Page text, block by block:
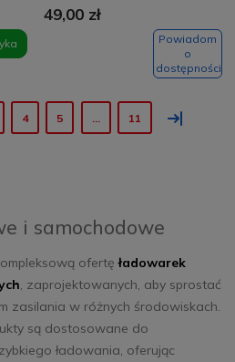
Somostel szara +
49,00 zł
Powiadom
o
dostępności
4 5 11 »
i samochodowe
ofertęładowarek
, zaprojektowanych, aby sprostać
zasilania w różnych środowiskach.
są dostosowane do
ładowania, oferując